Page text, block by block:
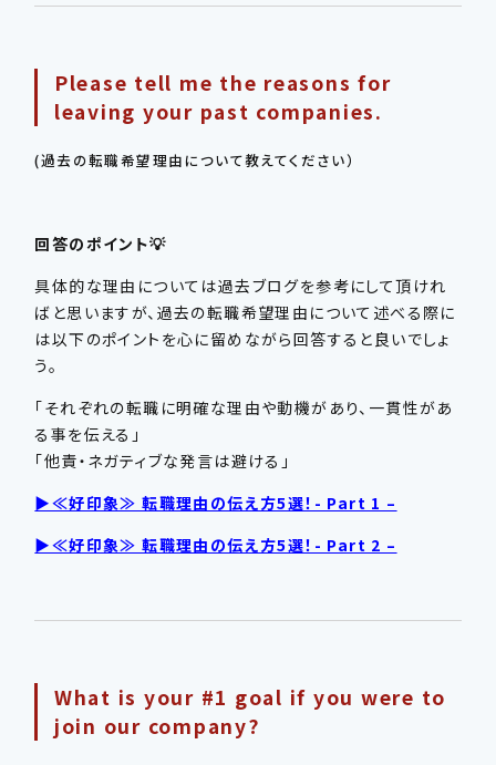
Please tell me the reasons for
leaving your past companies.
(過去の転職希望理由について教えてください）
回答のポイント💡
具体的な理由については過去ブログを参考にして頂けれ
ばと思いますが、過去の転職希望理由について述べる際に
は以下のポイントを心に留めながら回答すると良いでしょ
う。
「それぞれの転職に明確な理由や動機があり、一貫性があ
る事を伝える」
「他責・ネガティブな発言は避ける」
▶≪好印象≫ 転職理由の伝え方5選！- Part 1 –
▶≪好印象≫ 転職理由の伝え方5選！- Part 2 –
What is your #1 goal if you were to
join our company?